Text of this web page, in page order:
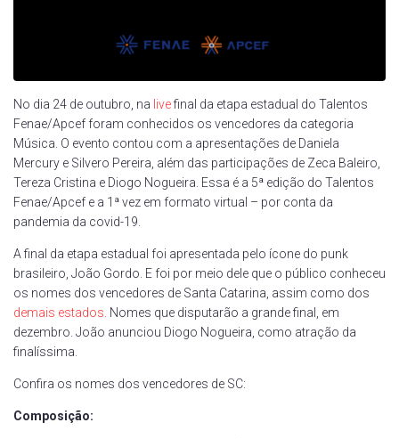
No dia 24 de outubro, na livefinal da etapa estadual do Talentos
Fenae/Apcef foram conhecidos os vencedores da categoria
Música. O evento contou com a apresentações de Daniela
Mercury e Silvero Pereira, além das participações de Zeca Baleiro,
Tereza Cristina e Diogo Nogueira. Essa é a 5ª edição do Talentos
Fenae/Apcef e a 1ª vez em formato virtual – por conta da
pandemia da covid-19.
A final da etapa estadual foi apresentada pelo ícone do punk
brasileiro, João Gordo. E foi por meio dele que o público conheceu
os nomes dos vencedores de Santa Catarina, assim como dos
demais estados. Nomes que disputarão a grande final, em
dezembro. João anunciou Diogo Nogueira, como atração da
finalíssima.
Confira os nomes dos vencedores de SC:
Composição: